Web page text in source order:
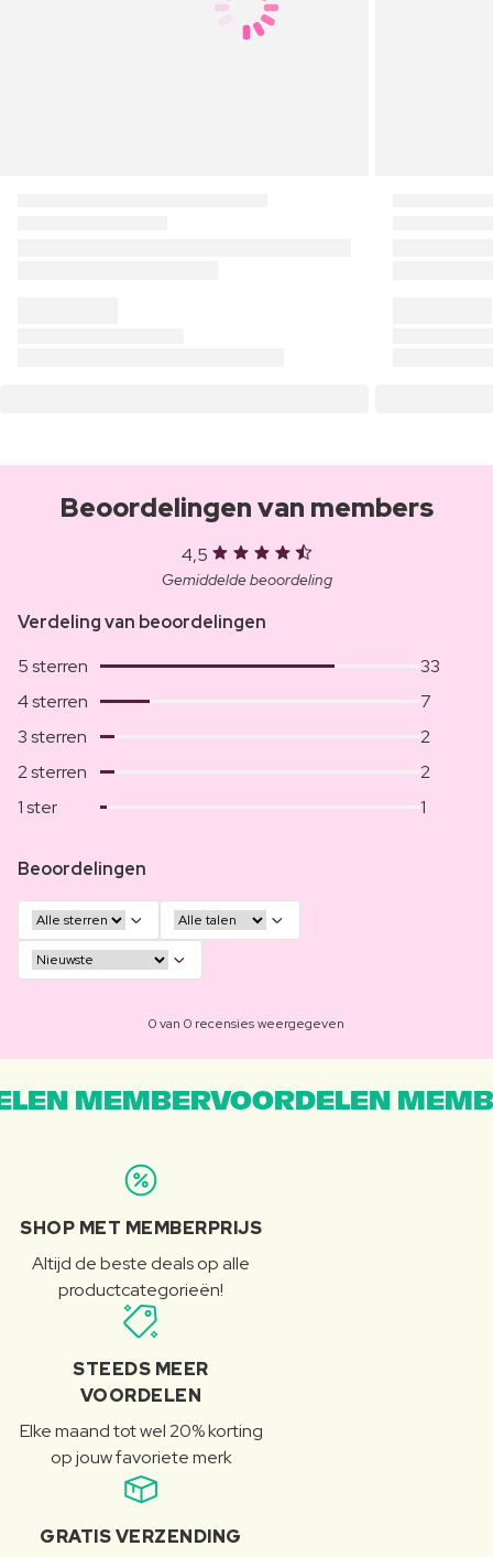
Beoordelingen van members
4,5
Gemiddelde beoordeling
Verdeling van beoordelingen
5 sterren
33
4 sterren
7
3 sterren
2
2 sterren
2
1 ster
1
Beoordelingen
0 van 0 recensies weergegeven
MEMBERVOORDELEN
SHOP MET MEMBERPRIJS
Altijd de beste deals op alle
productcategorieën!
STEEDS MEER
VOORDELEN
Elke maand tot wel 20% korting
op jouw favoriete merk
GRATIS VERZENDING